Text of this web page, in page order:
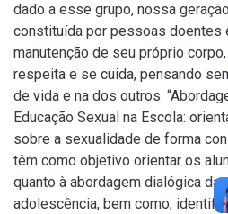
dado a esse grupo, nossa
constituída por pessoas doentes
manutenção de seu próprio
respeita e se cuida, pensando
de vida e na dos outros.
Educação Sexual na Escola:
sobre a sexualidade de forma
têm como objetivo orientar os
quanto à abordagem dialógica da
adolescência, bem como,